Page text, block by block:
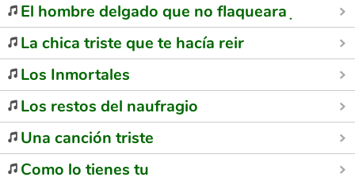
El hombre delgado que no flaqueara jamás
La chica triste que te hacía reir
Los Inmortales
Los restos del naufragio
Una canción triste
Como lo tienes tu